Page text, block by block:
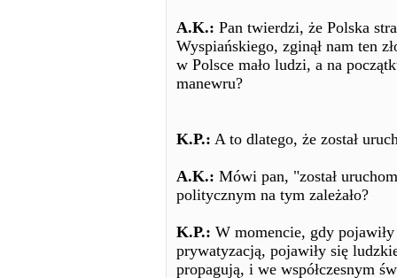
A.K.: Pan twierdzi, że Polska
Wyspiańskiego, zginął nam ten
w Polsce mało ludzi, a na
manewru?
K.P.: A to dlatego, że został
A.K.: Mówi pan, "został
politycznym na tym zależało?
K.P.: W momencie, gdy
prywatyzacją, pojawiły się
propagują, i we współczesnym